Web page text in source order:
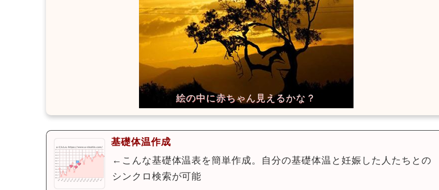
基礎体温作成
←こんな基礎体温表を簡単作成。自分の基礎体温と妊娠した人たちとの
シンクロ検索が可能